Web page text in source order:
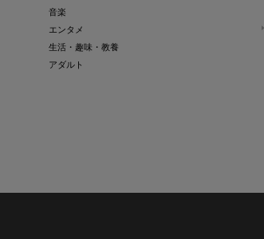
音楽
エンタメ
生活・趣味・教養
アダルト